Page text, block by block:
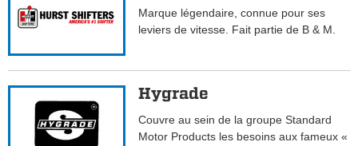
Marque légendaire, connue pour ses
leviers de vitesse. Fait partie de B & M.
Hygrade
Couvre au sein de la groupe Standard
Motor Products les besoins aux fameux «